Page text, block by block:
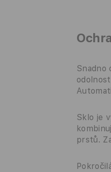
Snadno
Sklo je
prstů.